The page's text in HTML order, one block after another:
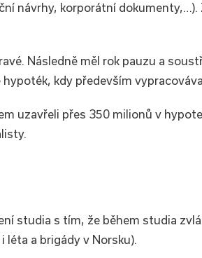
návrhy, korporátní
Následně měl rok pauzu a
kdy především
uzavřeli přes 350 milionů v
studia s tím, že během studia
léta a brigády v Norsku).